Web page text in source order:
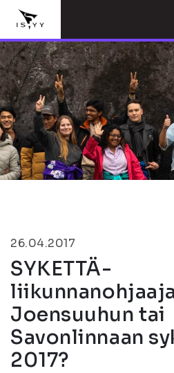
26.04.2017
SYKETTÄ-
Joensuuhun tai
Savonlinnaan
2017?